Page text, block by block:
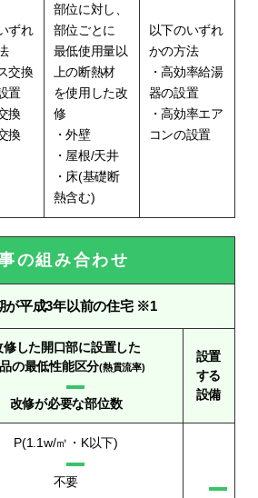
ずれ
交換
置
換
換
部位に対し、
部位ごとに
最低使用量以
上の断熱材
を使用した改
修
・外壁
・屋根/天井
・床(基礎断
熱含む)
以下のいずれ
かの方法
・高効率給湯
器の設置
・高効率エア
コンの設置
の組み合わせ
が平成3年以前の住宅 ※1
修した開口部に設置した
の最低性能区分(熱貫流率)
改修が必要な部位数
設置
する
設備
P(1.1w/㎡・K以下)
不要